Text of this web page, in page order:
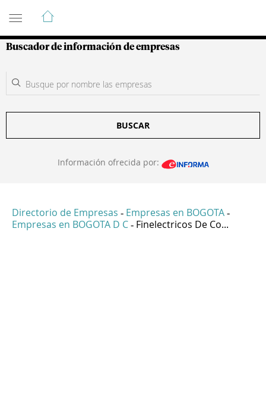
Guía de Empresas Colombianas
Buscador de información de empresas
BUSCAR
Información ofrecida por:
Directorio de Empresas - Empresas en BOGOTA -
Empresas en BOGOTA D C - Finelectricos De Co...